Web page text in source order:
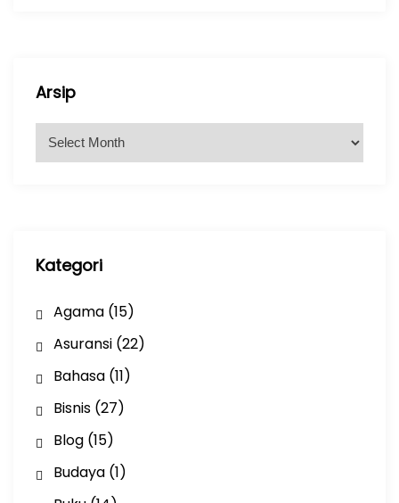
Arsip
Kategori
Agama(15)
Asuransi(22)
Bahasa(11)
Bisnis(27)
Blog(15)
Budaya(1)